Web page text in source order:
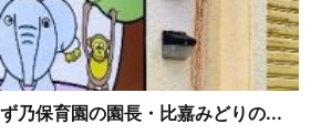
ず乃保育園の園長・比嘉みどりの...